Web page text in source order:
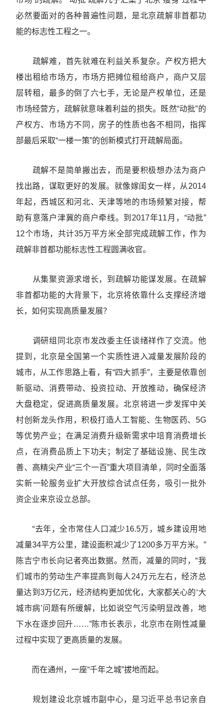
必然要面对的各种普遍性问题，是北京疏解非首都功
能的标志性工程之一。
疏解难，首先就难在利益关系复杂。产权方把大
楼出租给市场方，市场方把摊位租给商户，商户又层
层转租，最多的倒了六七手，无论是产权单位，还是
市场经营方，疏解就意味着利益的损失。既然“动批”的
产权方、市场方不同，房子的性质也各不相同，指挥
部最后采取“一楼一策”的创新模式打开疏解局面。
疏解不是简单搬出去，而是要积极想办法为商户
找出路，谋取更好的发展。就像嫁闺女一样，从2014
年起，西城区和河北、天津等地的市场频繁对接，帮
助有意落户津冀的商户牵线。到2017年11月，“动批”
12个市场，共计35万平方米全部完成疏解工作，作为
疏解非首都功能标志性工程圆满收官。
从集聚资源求增长，到疏解功能谋发展。在疏解
非首都功能的大背景下，北京将依靠什么支撑经济增
长，如何实现高质量发展？
调研组同北京市发改委主任谈绪祥作了交流。他
提到，北京是全国第一个实质性进入减量发展阶段的
城市，从工作思路上看，有“四大抓手”，主要是依靠创
新驱动、消费带动、投资拉动、开放推动，确保经济
大盘稳定，促进高质量发展。北京将进一步发挥中关
村创新龙头作用，积极打造人工智能、生物医药、5G
等优势产业；在满足消费升级新需求中培育消费增长
点，在消费品质上下功夫；制定了基础设施、民生改
善、高精尖产业“三个一百”重大项目清单，同时全面落
实新一轮服务业扩大开放综合试点任务，吸引一批外
资企业来京设立总部。
“去年，全市常住人口减少16.5万，城乡建设用地
减量34平方公里，建设面积减少了1200多万平方米。”
陈吉宁市长向记者亮出数据。然而，减量的同时，“我
们城市的劳动生产率提高到每人24万元左右，经济总
量达到3万亿元，经济结构更加优化，大家都关心的‘大
城市病’问题有所缓解，比如说空气污染明显改善，地
下水在逐步回升……”陈市长表示，北京市在刚性减量
过程中实现了更高质量的发展。
而在通州，一座“千年之城”拔地而起。
规划建设北京城市副中心，是习近平总书记亲自